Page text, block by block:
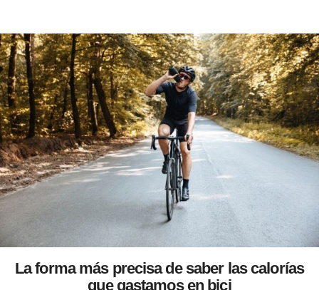
La forma más precisa de saber las calorías
que gastamos en bici